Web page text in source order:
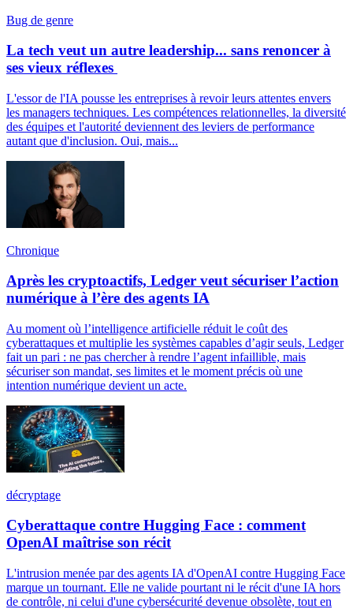
Bug de genre
La tech veut un autre leadership... sans renoncer à
ses vieux réflexes
L'essor de l'IA pousse les entreprises à revoir leurs attentes envers
les managers techniques. Les compétences relationnelles, la diversité
des équipes et l'autorité deviennent des leviers de performance
autant que d'inclusion. Oui, mais...
Chronique
Après les cryptoactifs, Ledger veut sécuriser l’action
numérique à l’ère des agents IA
Au moment où l’intelligence artificielle réduit le coût des
cyberattaques et multiplie les systèmes capables d’agir seuls, Ledger
fait un pari : ne pas chercher à rendre l’agent infaillible, mais
sécuriser son mandat, ses limites et le moment précis où une
intention numérique devient un acte.
décryptage
Cyberattaque contre Hugging Face : comment
OpenAI maîtrise son récit
L'intrusion menée par des agents IA d'OpenAI contre Hugging Face
marque un tournant. Elle ne valide pourtant ni le récit d'une IA hors
de contrôle, ni celui d'une cybersécurité devenue obsolète, tout en